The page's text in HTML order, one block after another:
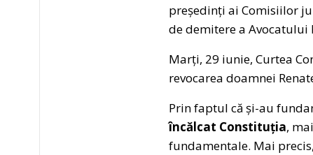
președinți ai Comisiilor
de demitere a Avocatului
Marți, 29 iunie, Curtea
revocarea doamnei
Prin faptul că și-au
încălcat Constituția,
fundamentale. Mai